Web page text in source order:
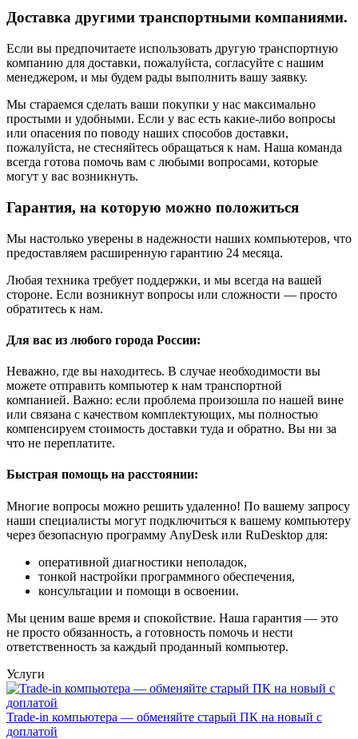
Доставка другими транспортными компаниями.
Если вы предпочитаете использовать другую транспортную
компанию для доставки, пожалуйста, согласуйте с нашим
менеджером, и мы будем рады выполнить вашу заявку.
Мы стараемся сделать ваши покупки у нас максимально
простыми и удобными. Если у вас есть какие-либо вопросы
или опасения по поводу наших способов доставки,
пожалуйста, не стесняйтесь обращаться к нам. Наша команда
всегда готова помочь вам с любыми вопросами, которые
могут у вас возникнуть.
Гарантия, на которую можно положиться
Мы настолько уверены в надежности наших компьютеров, что
предоставляем расширенную гарантию 24 месяца.
Любая техника требует поддержки, и мы всегда на вашей
стороне. Если возникнут вопросы или сложности — просто
обратитесь к нам.
Для вас из любого города России:
Неважно, где вы находитесь. В случае необходимости вы
можете отправить компьютер к нам транспортной
компанией. Важно: если проблема произошла по нашей вине
или связана с качеством комплектующих, мы полностью
компенсируем стоимость доставки туда и обратно. Вы ни за
что не переплатите.
Быстрая помощь на расстоянии:
Многие вопросы можно решить удаленно! По вашему запросу
наши специалисты могут подключиться к вашему компьютеру
через безопасную программу AnyDesk или RuDesktop для:
оперативной диагностики неполадок,
тонкой настройки программного обеспечения,
консультации и помощи в освоении.
Мы ценим ваше время и спокойствие. Наша гарантия — это
не просто обязанность, а готовность помочь и нести
ответственность за каждый проданный компьютер.
Услуги
Trade-in компьютера — обменяйте старый ПК на новый с
доплатой